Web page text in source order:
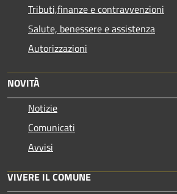
Tributi,finanze e contravvenzioni
Salute, benessere e assistenza
Autorizzazioni
NOVITÀ
Notizie
Comunicati
Avvisi
VIVERE IL COMUNE